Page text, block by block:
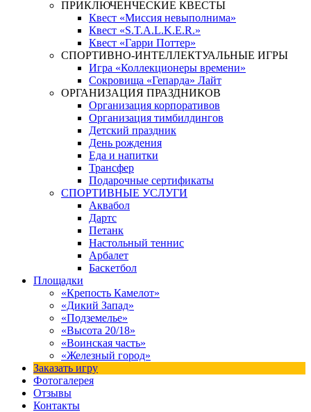
ПРИКЛЮЧЕНЧЕСКИЕ КВЕСТЫ
Квест «Миссия невыполнима»
Квест «S.T.A.L.K.E.R.»
Квест «Гарри Поттер»
СПОРТИВНО-ИНТЕЛЛЕКТУАЛЬНЫЕ ИГРЫ
Игра «Коллекционеры времени»
Сокровища «Гепарда» Лайт
ОРГАНИЗАЦИЯ ПРАЗДНИКОВ
Организация корпоративов
Организация тимбилдингов
Детский праздник
День рождения
Еда и напитки
Трансфер
Подарочные сертификаты
СПОРТИВНЫЕ УСЛУГИ
Аквабол
Дартс
Петанк
Настольный теннис
Арбалет
Баскетбол
Площадки
«Крепость Камелот»
«Дикий Запад»
«Подземелье»
«Высота 20/18»
«Воинская часть»
«Железный город»
Заказать игру
Фотогалерея
Отзывы
Контакты